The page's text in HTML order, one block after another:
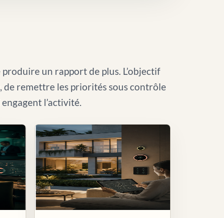
produire un rapport de plus. L’objectif
remettre les priorités sous contrôle
l’activité.